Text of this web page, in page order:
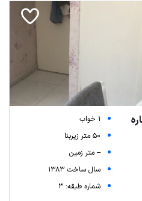
1 خواب
50 متر زیربنا
-- متر زمین
سال ساخت 1383
شماره طبقه: 3